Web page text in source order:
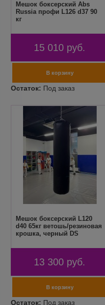
Мешок боксерский Abs
Russia профи L126 d37 90
кг
15 010 руб.
Мешок боксерский L120
d40 65кг ветошь/резиновая
крошка, черный DS
13 300 руб.